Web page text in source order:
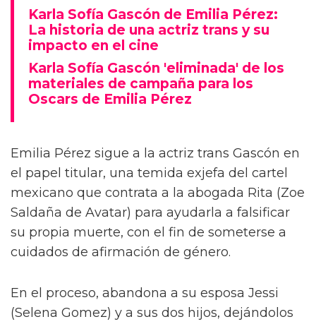
Karla Sofía Gascón de Emilia Pérez:
La historia de una actriz trans y su
impacto en el cine
Karla Sofía Gascón 'eliminada' de los
materiales de campaña para los
Oscars de Emilia Pérez
Emilia Pérez sigue a la actriz trans Gascón en
el papel titular, una temida exjefa del cartel
mexicano que contrata a la abogada Rita (Zoe
Saldaña de Avatar) para ayudarla a falsificar
su propia muerte, con el fin de someterse a
cuidados de afirmación de género.
En el proceso, abandona a su esposa Jessi
(Selena Gomez) y a sus dos hijos, dejándolos